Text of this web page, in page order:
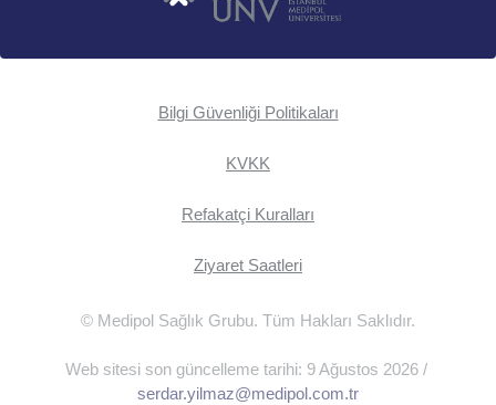
Bilgi Güvenliği Politikaları
KVKK
Refakatçi Kuralları
Ziyaret Saatleri
© Medipol Sağlık Grubu. Tüm Hakları Saklıdır.
Web sitesi son güncelleme tarihi: 9 Ağustos 2026 /
serdar.yilmaz@medipol.com.tr